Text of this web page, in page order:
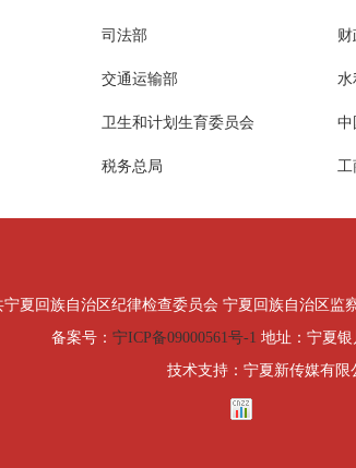
司法部 财
交通运输部 水
卫生和计划生育委员会 中
税务总局 工
夏回族自治区纪律检查委员会 宁夏回族自治区监
备案号： 宁ICP备09000561号-1 地址：宁夏
技术支持：宁夏新传媒有限